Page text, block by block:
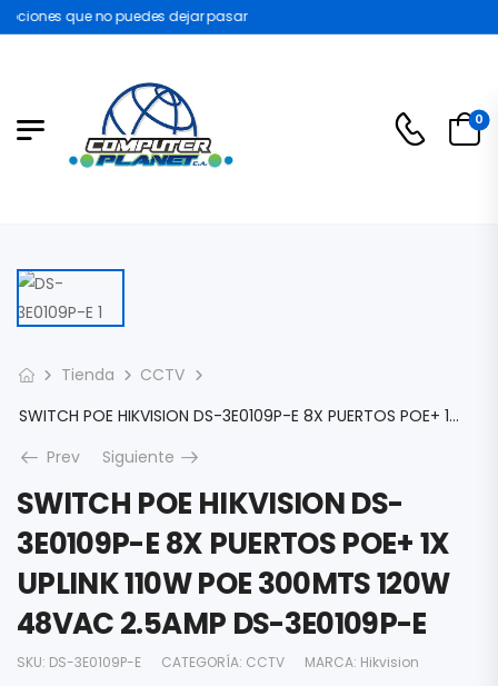
que no puedes dejar pasar
0
Tienda
CCTV
SWITCH POE HIKVISION DS-3E0109P-E 8X PUERTOS POE+ 1X UPLINK 110W POE 300MTS 120W 48VAC 2.5AMP DS-3E0109P-E
Prev
Siguiente
SWITCH POE HIKVISION DS-
3E0109P-E 8X PUERTOS POE+ 1X
UPLINK 110W POE 300MTS 120W
48VAC 2.5AMP DS-3E0109P-E
SKU: DS-3E0109P-E CATEGORÍA: CCTV MARCA: Hikvision